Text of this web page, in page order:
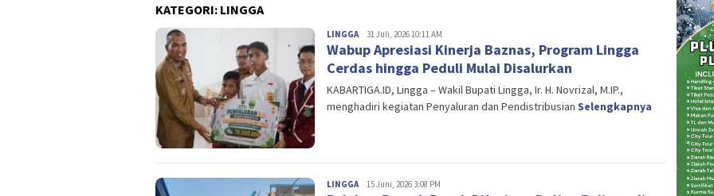
KATEGORI: LINGGA
LINGGA Editor
31 Juli, 2026 10:11 AM
Wabup Apresiasi Kinerja Baznas, Program Lingga
Cerdas hingga Peduli Mulai Disalurkan
KABARTIGA.ID, Lingga – Wakil Bupati Lingga, Ir. H. Novrizal, M.IP.,
menghadiri kegiatan Penyaluran dan Pendistribusian Selengkapnya
LINGGA Editor
15 Juni, 2026 3:08 PM